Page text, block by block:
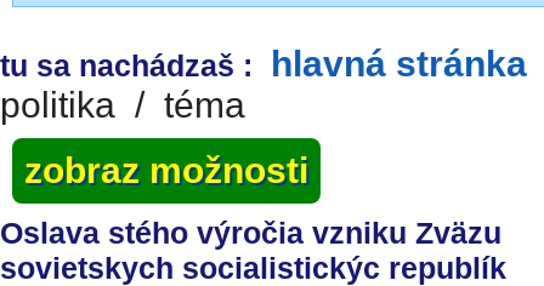
tu sa nachádzaš : hlavná stránka
politika / téma
zobraz možnosti
Oslava stého výročia vzniku Zväzu
sovietskych socialistickýc republík